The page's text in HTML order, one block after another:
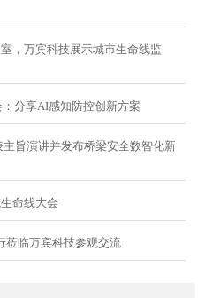
，万宾科技展示城市生命线监
分享AI感知防控创新方案
旨演讲并发布桥梁安全数智化新
命线大会
莅临万宾科技参观交流